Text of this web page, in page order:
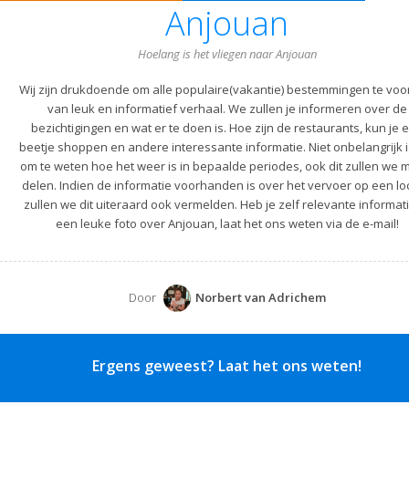
Anjouan
Hoelang is het vliegen naar Anjouan
Wij zijn drukdoende om alle populaire(vakantie) bestemmingen te
van leuk en informatief verhaal. We zullen je informeren over de
bezichtigingen en wat er te doen is. Hoe zijn de restaurants, kun je
beetje shoppen en andere interessante informatie. Niet onbelangrijk
om te weten hoe het weer is in bepaalde periodes, ook dit zullen we
delen. Indien de informatie voorhanden is over het vervoer op een
zullen we dit uiteraard ook vermelden. Heb je zelf relevante
een leuke foto over Anjouan, laat het ons weten via de e-mail!
Door Norbert van Adrichem
Ergens geweest? Laat het ons weten!